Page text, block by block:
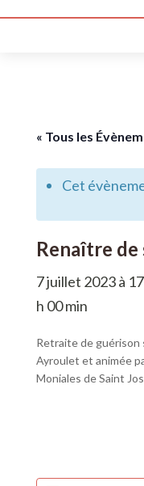
« Tous les
Cet
Renaître de
7 juillet 2023 à
h 00 min
Retraite de guérison
Ayroulet et animée
Moniales de Saint